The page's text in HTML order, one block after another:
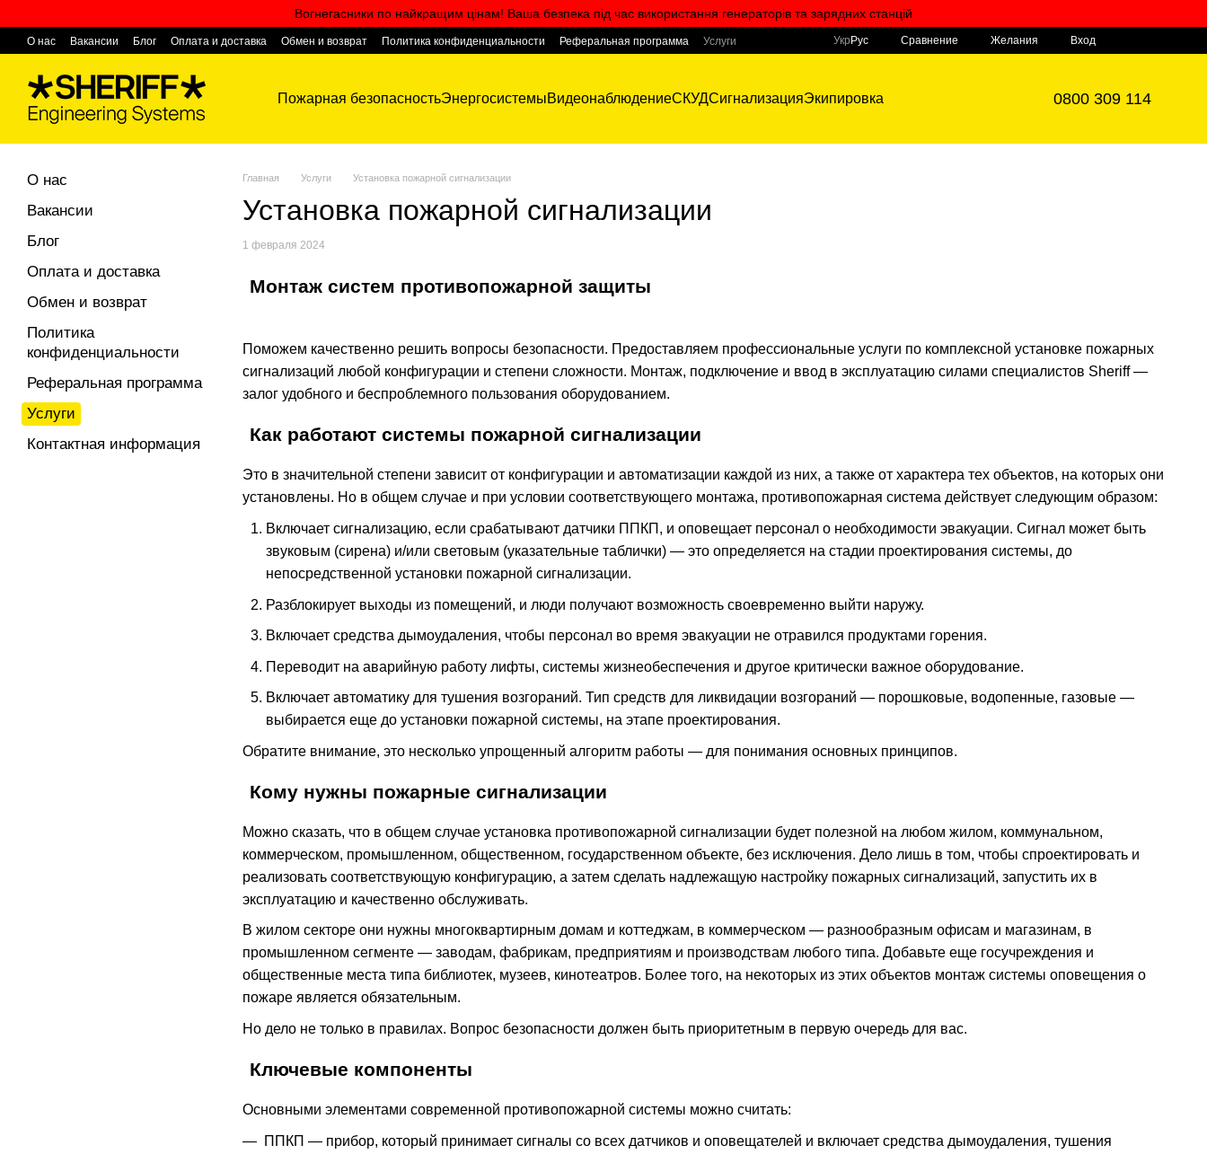
Вогнегасники по найкращим цінам! Ваша безпека під час використання генераторів та зарядних станцій
О нас Вакансии Блог Оплата и доставка Обмен и возврат Политика конфиденциальности Реферальная программа
Услуги
Укр Рус Сравнение Желания Вход
Пожарная безопасностьЭнергосистемыВидеонаблюдениеСКУДСигнализацияЭкипировка 0800 309 114
Главная Услуги Установка пожарной сигнализации
Установка пожарной сигнализации
1 февраля 2024
Монтаж систем противопожарной защиты
Поможем качественно решить вопросы безопасности. Предоставляем профессиональные услуги по комплексной установке пожарных
сигнализаций любой конфигурации и степени сложности. Монтаж, подключение и ввод в эксплуатацию силами специалистов Sheriff —
залог удобного и беспроблемного пользования оборудованием.
Как работают системы пожарной сигнализации
Это в значительной степени зависит от конфигурации и автоматизации каждой из них, а также от характера тех объектов, на которых они
установлены. Но в общем случае и при условии соответствующего монтажа, противопожарная система действует следующим образом:
Включает сигнализацию, если срабатывают датчики ППКП, и оповещает персонал о необходимости эвакуации. Сигнал может быть
звуковым (сирена) и/или световым (указательные таблички) — это определяется на стадии проектирования системы, до
непосредственной установки пожарной сигнализации.
Разблокирует выходы из помещений, и люди получают возможность своевременно выйти наружу.
Включает средства дымоудаления, чтобы персонал во время эвакуации не отравился продуктами горения.
Переводит на аварийную работу лифты, системы жизнеобеспечения и другое критически важное оборудование.
Включает автоматику для тушения возгораний. Тип средств для ликвидации возгораний — порошковые, водопенные, газовые —
выбирается еще до установки пожарной системы, на этапе проектирования.
Обратите внимание, это несколько упрощенный алгоритм работы — для понимания основных принципов.
Кому нужны пожарные сигнализации
Можно сказать, что в общем случае установка противопожарной сигнализации будет полезной на любом жилом, коммунальном,
коммерческом, промышленном, общественном, государственном объекте, без исключения. Дело лишь в том, чтобы спроектировать и
реализовать соответствующую конфигурацию, а затем сделать надлежащую настройку пожарных сигнализаций, запустить их в
эксплуатацию и качественно обслуживать.
В жилом секторе они нужны многоквартирным домам и коттеджам, в коммерческом — разнообразным офисам и магазинам, в
промышленном сегменте — заводам, фабрикам, предприятиям и производствам любого типа. Добавьте еще госучреждения и
общественные места типа библиотек, музеев, кинотеатров. Более того, на некоторых из этих объектов монтаж системы оповещения о
пожаре является обязательным.
Но дело не только в правилах. Вопрос безопасности должен быть приоритетным в первую очередь для вас.
Ключевые компоненты
Основными элементами современной противопожарной системы можно считать:
ППКП — прибор, который принимает сигналы со всех датчиков и оповещателей и включает средства дымоудаления, тушения
О нас
Вакансии
Блог
Оплата и доставка
Обмен и возврат
Политика
конфиденциальности
Реферальная программа
Услуги
Контактная информация